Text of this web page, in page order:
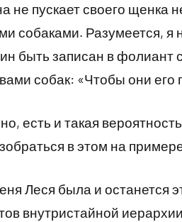
не пускает своего щенка
собаками. Разумеется, я
быть записан в
собак: «Чтобы они его
есть и такая
в этом на
Леся была и останется
внутристайной